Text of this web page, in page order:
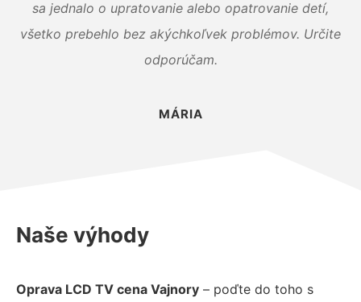
sa jednalo o upratovanie alebo opatrovanie detí,
všetko prebehlo bez akýchkoľvek problémov. Určite
odporúčam.
MÁRIA
Naše výhody
Oprava LCD TV cena Vajnory – poďte do toho s